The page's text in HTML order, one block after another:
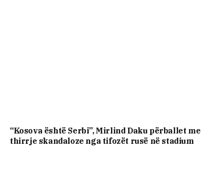
“Kosova është Serbi”, Mirlind Daku përballet me
thirrje skandaloze nga tifozët rusë në stadium